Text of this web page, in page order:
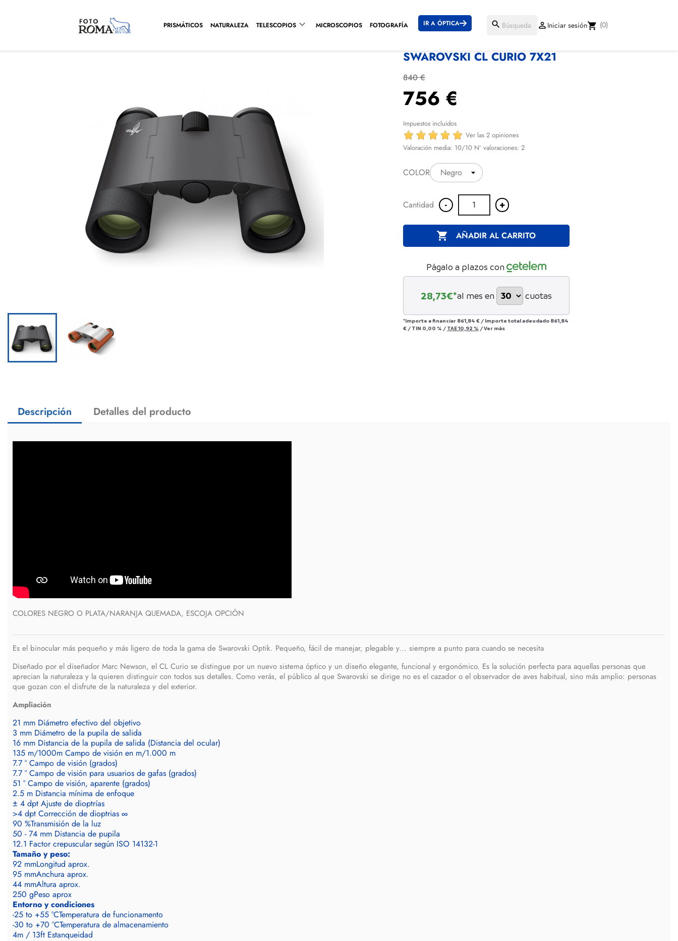
PRISMÁTICOS NATURALEZA TELESCOPIOS  MICROSCOPIOS FOTOGRAFÍA IR A ÓPTICA search  Iniciar sesiónshopping_cart (0)
SWAROVSKI CL CURIO 7X21
840 €
756 €
Impuestos incluidos
Ver las 2 opiniones
Valoración media: 10/10 Nº valoraciones: 2
COLOR
Cantidad - +
 AÑADIR AL CARRITO
Págalo a plazos con
28,73€*al mes en cuotas
*Importe a financiar 861,84 € / Importe total adeudado 861,84
€/ TIN 0,00 % / TAE10,92 % /Ver más
Descripción Detalles del producto
COLORES NEGRO O PLATA/NARANJA QUEMADA, ESCOJA OPCIÓN
Es el binocular más pequeño y más ligero de toda la gama de Swarovski Optik. Pequeño, fácil de manejar, plegable y... siempre a punto para cuando se necesita
Diseñado por el diseñador Marc Newson, el CL Curio se distingue por un nuevo sistema óptico y un diseño elegante, funcional y ergonómico. Es la solución perfecta para aquellas personas que
aprecian la naturaleza y la quieren distinguir con todos sus detalles. Como verás, el público al que Swarovski se dirige no es el cazador o el observador de aves habitual, sino más amplio: personas
que gozan con el disfrute de la naturaleza y del exterior.
Ampliación
21 mm Diámetro efectivo del objetivo
3 mm Diámetro de la pupila de salida
16 mm Distancia de la pupila de salida (Distancia del ocular)
135 m/1000m Campo de visión en m/1.000 m
7.7 ° Campo de visión (grados)
7.7 ° Campo de visión para usuarios de gafas (grados)
51 ° Campo de visión, aparente (grados)
2.5 m Distancia mínima de enfoque
± 4 dpt Ajuste de dioptrías
>4 dpt Corrección de dioptrias ∞
90 %Transmisión de la luz
50 - 74 mm Distancia de pupila
12.1 Factor crepuscular según ISO 14132-1
Tamaño y peso:
92 mmLongitud aprox.
95 mmAnchura aprox.
44 mmAltura aprox.
250 gPeso aprox
Entorno y condiciones
-25 to +55 °CTemperatura de funcionamento
-30 to +70 °CTemperatura de almacenamiento
4m / 13ft Estanqueidad